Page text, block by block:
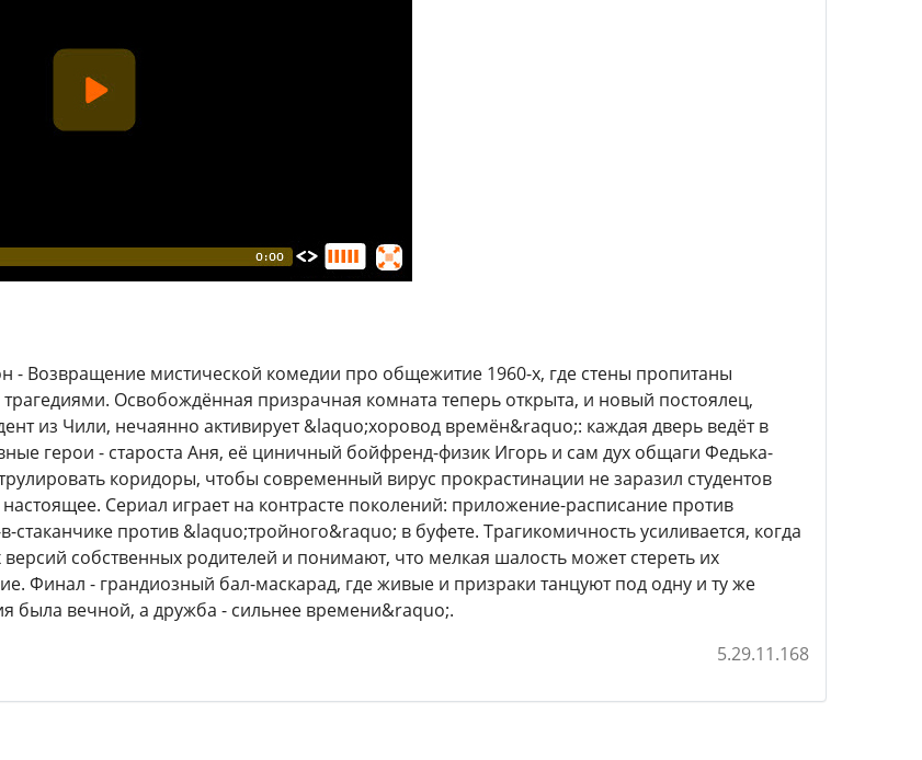
- Возвращение мистической комедии про общежитие 1960-х, где стены пропитаны
Освобождённая призрачная комната теперь открыта, и новый постоялец,
из Чили, нечаянно активирует &laquo;хоровод времён&raquo;: каждая дверь ведёт в
герои - староста Аня, её циничный бойфренд-физик Игорь и сам дух общаги Федька-
коридоры, чтобы современный вирус прокрастинации не заразил студентов
настоящее. Сериал играет на контрасте поколений: приложение-расписание против
стаканчике против &laquo;тройного&raquo; в буфете. Трагикомичность усиливается, когда
собственных родителей и понимают, что мелкая шалость может стереть их
Финал - грандиозный бал-маскарад, где живые и призраки танцуют под одну и ту же
была вечной, а дружба - сильнее времени&raquo;.
5.29.11.168